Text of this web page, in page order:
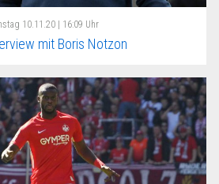
10.11.20 | 16:09 Uhr
mit Boris Notzon